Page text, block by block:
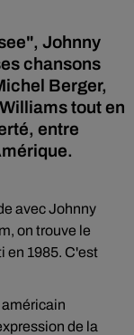
Johnny
chansons
Berger,
tout en
entre
avec Johnny
on trouve le
en 1985. C'est
de la